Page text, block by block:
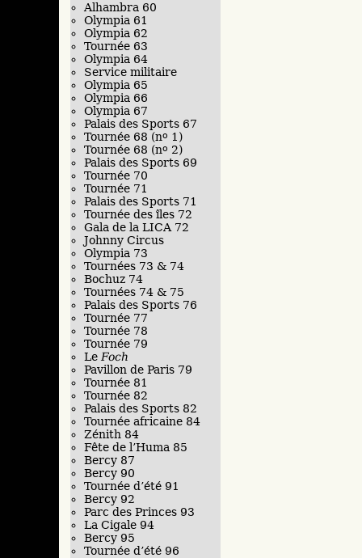
Alhambra 60
Olympia 61
Olympia 62
Tournée 63
Olympia 64
Service militaire
Olympia 65
Olympia 66
Olympia 67
Palais des Sports 67
Tournée 68 (no 1)
Tournée 68 (no 2)
Palais des Sports 69
Tournée 70
Tournée 71
Palais des Sports 71
Tournée des îles 72
Gala de la LICA 72
Johnny Circus
Olympia 73
Tournées 73 & 74
Bochuz 74
Tournées 74 & 75
Palais des Sports 76
Tournée 77
Tournée 78
Tournée 79
Le Foch
Pavillon de Paris 79
Tournée 81
Tournée 82
Palais des Sports 82
Tournée africaine 84
Zénith 84
Fête de l’Huma 85
Bercy 87
Bercy 90
Tournée d’été 91
Bercy 92
Parc des Princes 93
La Cigale 94
Bercy 95
Tournée d’été 96